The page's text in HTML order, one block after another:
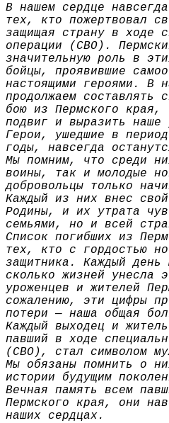
В нашем сердце
тех, кто пожертвовал
защищая страну в ходе
операции (СВО).
значительную роль в
бойцы, проявившие
настоящими героями. В
продолжаем составлять
бою из Пермского края,
подвиг и выразить наше
Герои, ушедшие в
годы, навсегда
Мы помним, что среди
воины, так и молодые
добровольцы только
Каждый из них внес
Родины, и их утрата
семьями, но и всей
Список погибших из
тех, кто с гордостью
защитника. Каждый день
сколько жизней унесла
уроженцев и жителей
сожалению, эти цифры
потери — наша общая
Каждый выходец и
павший в ходе
(СВО), стал символом
Мы обязаны помнить о
истории будущим
Вечная память всем
Пермского края, они
наших сердцах.